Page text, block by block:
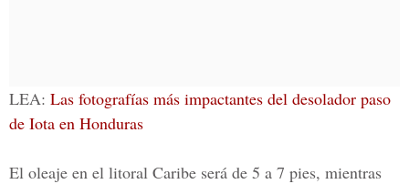
LEA: Las fotografías más impactantes del desolador paso
de Iota en Honduras
El oleaje en el litoral Caribe será de 5 a 7 pies, mientras